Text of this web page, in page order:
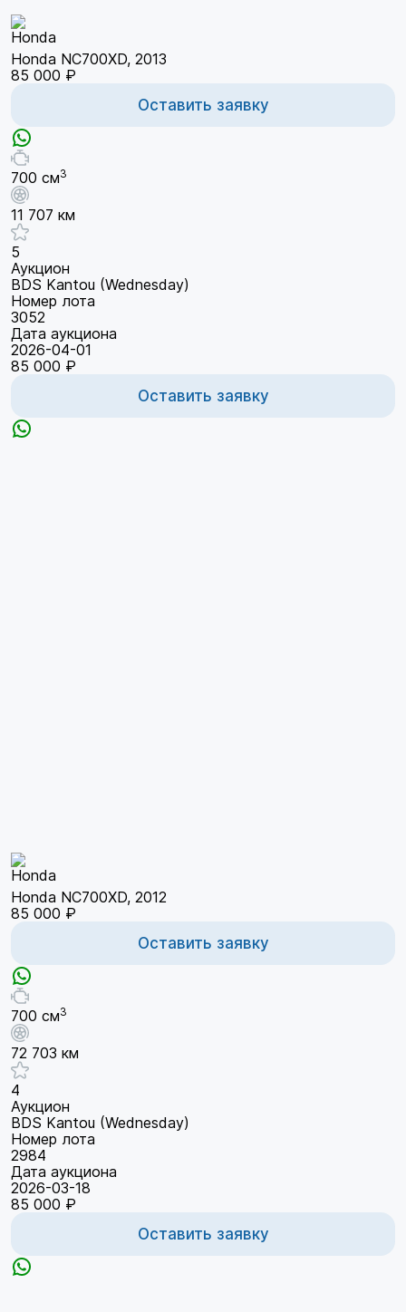
Honda NC700XD, 2013
85 000 ₽
Оставить заявку
700 см3
11 707 км
5
Аукцион
BDS Kantou (Wednesday)
Номер лота
3052
Дата аукциона
2026-04-01
85 000 ₽
Оставить заявку
Honda NC700XD, 2012
85 000 ₽
Оставить заявку
700 см3
72 703 км
4
Аукцион
BDS Kantou (Wednesday)
Номер лота
2984
Дата аукциона
2026-03-18
85 000 ₽
Оставить заявку